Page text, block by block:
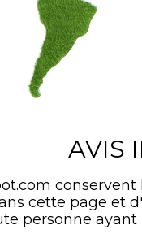
AVIS
cette page
personne